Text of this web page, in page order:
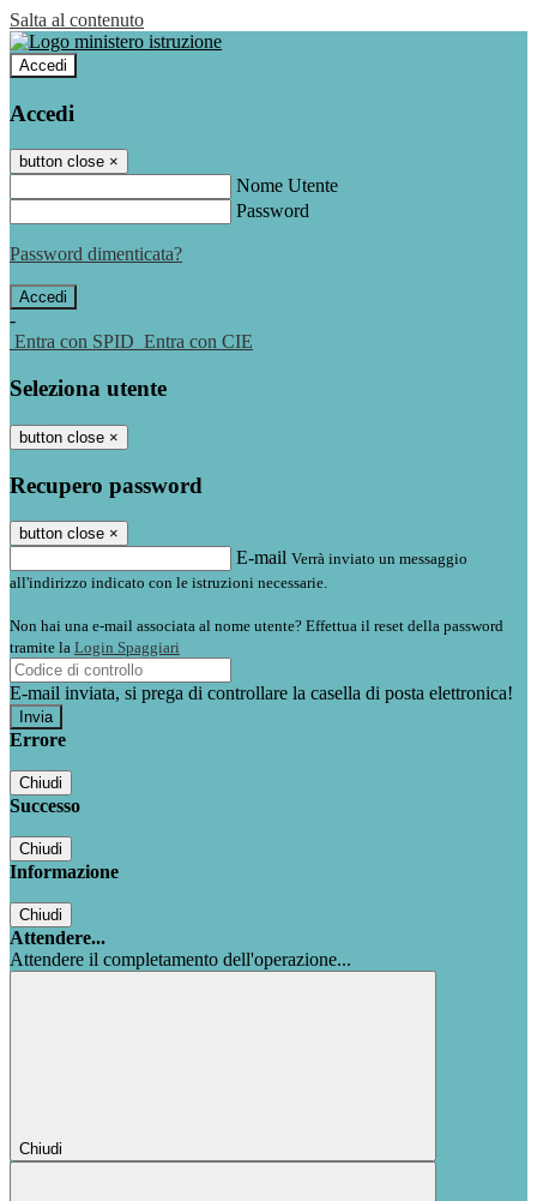
Salta al contenuto
Accedi
Accedi
button close ×
Nome Utente
Password
Password dimenticata?
-
Entra con SPID Entra con CIE
Seleziona utente
button close ×
Recupero password
button close ×
E-mail Verrà inviato un messaggio
all'indirizzo indicato con le istruzioni necessarie.
Non hai una e-mail associata al nome utente? Effettua il reset della password
tramite la Login Spaggiari
E-mail inviata, si prega di controllare la casella di posta elettronica!
Errore
Chiudi
Successo
Chiudi
Informazione
Chiudi
Attendere...
Attendere il completamento dell'operazione...
Chiudi